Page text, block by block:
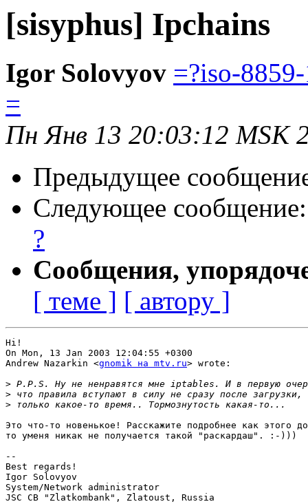
[sisyphus] Ipchains
Igor Solovyov =?iso-
=
Пн Янв 13 20:03:12 MSK
Предыдущее
Следующее
?
Сообщения,
[ теме ] [ автору ]
Hi!
On Mon, 13 Jan 2003 12:04:55 +0300
Andrew Nazarkin <gnomik на mtv.ru> wrote:
>
>
>
Это что-то новенькое! Расскажите подробнее как этого
то уменя никак не получается такой "раскардаш". :-)))
--
Best regards!
Igor Solovyov
System/Network administrator
JSC CB "Zlatkombank", Zlatoust, Russia